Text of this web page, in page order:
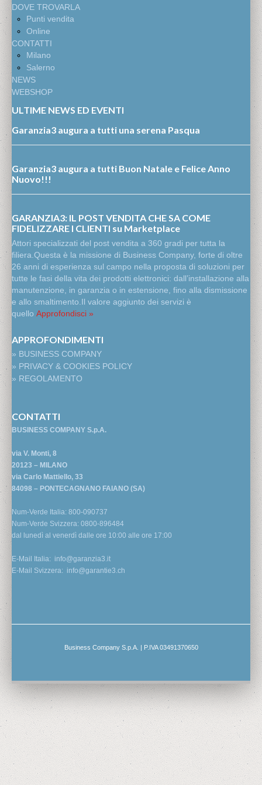
DOVE TROVARLA
Punti vendita
Online
CONTATTI
Milano
Salerno
NEWS
WEBSHOP
ULTIME NEWS ED EVENTI
Garanzia3 augura a tutti una serena Pasqua
Garanzia3 augura a tutti Buon Natale e Felice Anno
Nuovo!!!
GARANZIA3: IL POST VENDITA CHE SA COME
FIDELIZZARE I CLIENTI su Marketplace
Attori specializzati del post vendita a 360 gradi per tutta la
filiera.Questa è la missione di Business Company, forte di oltre
26 anni di esperienza sul campo nella proposta di soluzioni per
tutte le fasi della vita dei prodotti elettronici: dall’installazione alla
manutenzione, in garanzia o in estensione, fino alla dismissione
e allo smaltimento.Il valore aggiunto dei servizi è
quello Approfondisci »
APPROFONDIMENTI
» BUSINESS COMPANY
» PRIVACY & COOKIES POLICY
» REGOLAMENTO
CONTATTI
BUSINESS COMPANY S.p.A.
via V. Monti, 8
20123 – MILANO
via Carlo Mattiello, 33
84098 – PONTECAGNANO FAIANO (SA)
Num-Verde Italia: 800-090737
Num-Verde Svizzera: 0800-896484
dal lunedì al venerdì dalle ore 10:00 alle ore 17:00
E-Mail Italia: info@garanzia3.it
E-Mail Svizzera: info@garantie3.ch
Business Company S.p.A. | P.IVA 03491370650